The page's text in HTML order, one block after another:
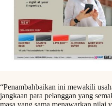
“Penambahbaikan ini mewakili
jangkaan para pelanggan yang
masa yang sama menawarkan nilai